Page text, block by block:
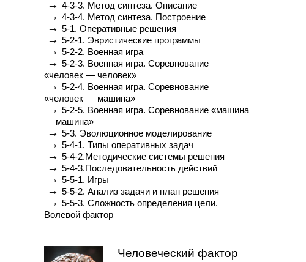
→ 4-3-3. Метод синтеза. Описание
→ 4-3-4. Метод синтеза. Построение
→ 5-1. Оперативные решения
→ 5-2-1. Эвристические программы
→ 5-2-2. Военная игра
→ 5-2-3. Военная игра. Соревнование
«человек — человек»
→ 5-2-4. Военная игра. Соревнование
«человек — машина»
→ 5-2-5. Военная игра. Соревнование «машина
— машина»
→ 5-3. Эволюционное моделирование
→ 5-4-1. Типы оперативных задач
→ 5-4-2.Методические системы решения
→ 5-4-3.Последовательность действий
→ 5-5-1. Игры
→ 5-5-2. Анализ задачи и план решения
→ 5-5-3. Сложность определения цели.
Волевой фактор
Человеческий фактор